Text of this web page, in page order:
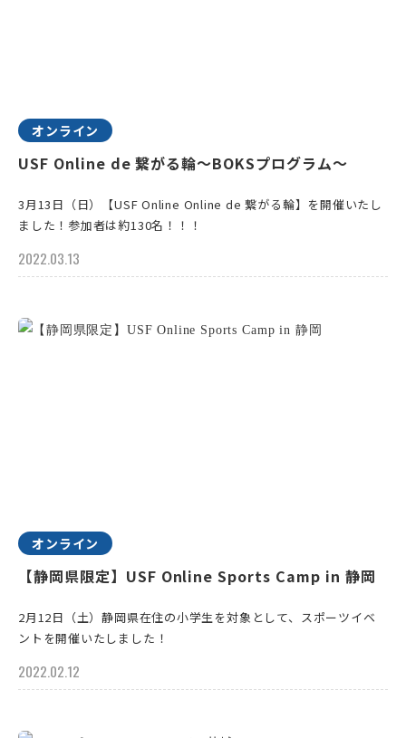
オンライン
USF Online de 繋がる輪～BOKSプログラム〜
3月13日（日）【USF Online Online de 繋がる輪】を開催いたし
ました！参加者は約130名！！！
2022.03.13
オンライン
【静岡県限定】USF Online Sports Camp in 静岡
2月12日（土）静岡県在住の小学生を対象として、スポーツイベ
ントを開催いたしました！
2022.02.12